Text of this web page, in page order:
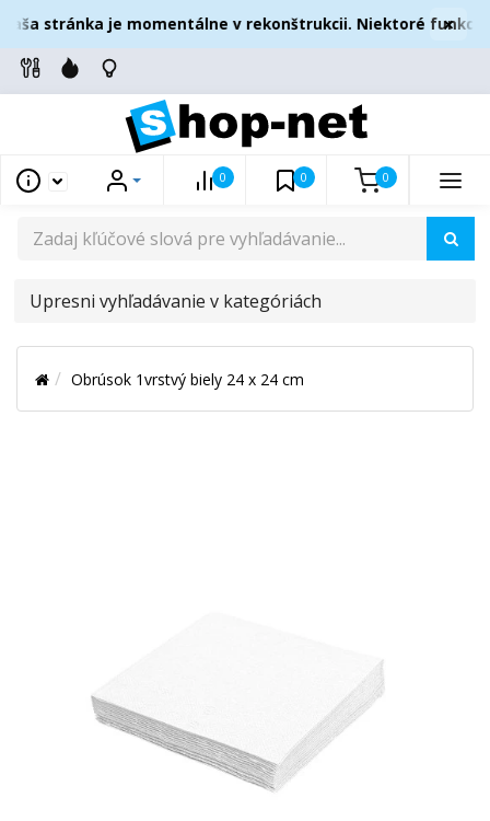
stránka je momentálne v rekonštrukcii. Niektoré funkcie
×
0 0 0
UPRESNI
V
KATEGÓRIÁCH
Obrúsok 1vrstvý biely 24 x 24 cm